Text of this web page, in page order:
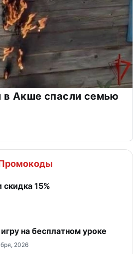
в Акше спасли семью
15%
на бесплатном уроке
2026